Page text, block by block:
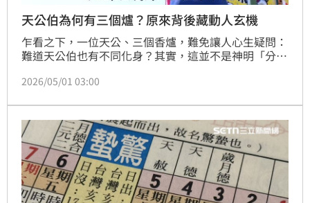
天公伯為何有三個爐？原來背後藏動人玄機
乍看之下，一位天公、三個香爐，難免讓人心生疑問：
難道天公伯也有不同化身？其實，這並不是神明「分
化印記。在彰化芬園一帶的天公信仰中，迎天公不只是
公移駕、香路綿延，信眾一路護送、家家戶戶迎接，熱
鬧背後其實藏著一個很有意思的民俗細節——天公香爐
不只一座，隊伍中還可見不同形式的香腳設計，有三
支、四支之別，反映的
2026/05/01 03:00